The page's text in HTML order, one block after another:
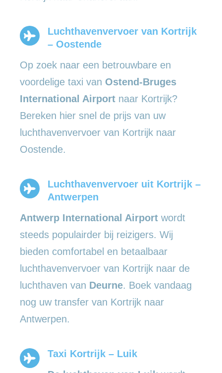
Luchthavenvervoer van Kortrijk
– Oostende
Op zoek naar een betrouwbare en
voordelige taxi van Ostend-Bruges
International Airport naar Kortrijk?
Bereken hier snel de prijs van uw
luchthavenvervoer van Kortrijk naar
Oostende.
Luchthavenvervoer uit Kortrijk –
Antwerpen
Antwerp International Airport wordt
steeds populairder bij reizigers. Wij
bieden comfortabel en betaalbaar
luchthavenvervoer van Kortrijk naar de
luchthaven van Deurne. Boek vandaag
nog uw transfer van Kortrijk naar
Antwerpen.
Taxi Kortrijk – Luik